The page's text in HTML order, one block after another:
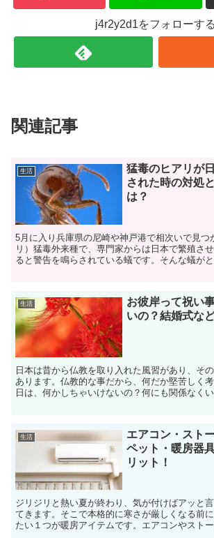
j4r2y2d1をフォローする
関連記事
生活
猛毒のヒアリが
された時の対処
は？
5月に入り兵庫県の尼崎や神戸港で相次いで見つ
リ）猛毒外来種で、専門家からは日本で繁殖さ
ると警告を鳴らされている蟻です。そんな蟻がと
生活
お彼岸って祝い
いの？結婚式な
日本は昔から仏教を取り入れた風習があり、そ
あります。仏教的な事だから、何だか堅苦しく
日は、何かしちゃいけないの？何にも関係なく
生活
エアコン・スト
ペット・暖房器
リット！
ジリジリと熱い夏が終わり、気が付けばアッと
てきます。そこで本格的に寒さが厳しくなる前
たい１つが暖房アイテムです。エアコンやスト